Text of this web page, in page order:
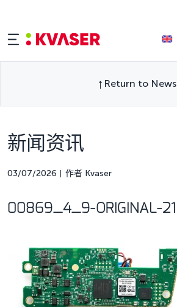
Return to News
新闻资讯
03/07/2026 作者 Kvaser
00869_4_9-ORIGINAL-21